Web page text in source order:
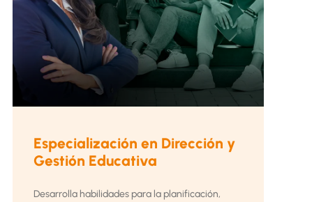
Especialización en Dirección y
Gestión Educativa
Desarrolla habilidades para la planificación,